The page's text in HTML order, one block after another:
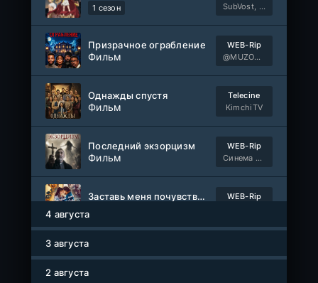
Шатёр чародея
1 сезон
1-6 серия
1 сезон
SubVost, Манипулятор, AnimeVost, Dream Cast
Призрачное ограбление
Фильм
WEB-Rip
@MUZOBOZ@
Однажды спустя
Фильм
Telecine
KimchiTV
Последний экзорцизм
Фильм
WEB-Rip
Синема УС
Заставь меня почувствовать
WEB-Rip
Сто лет одиночества
1-2 сезон
ColdFilm
4 августа
3 августа
2 августа